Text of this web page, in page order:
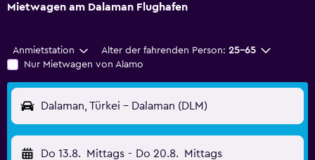
Mietwagen am Dalaman Flughafen
Anmietstation Alter der fahrenden Person: 25-65
Nur Mietwagen von Alamo
Dalaman, Türkei - Dalaman (DLM)
Do 13.8. Mittags - Do 20.8. Mittags